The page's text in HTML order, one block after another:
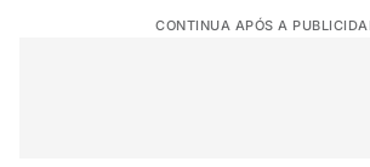
CONTINUA APÓS A